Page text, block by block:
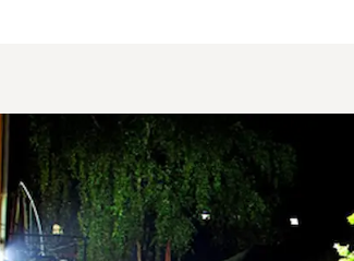
Resort